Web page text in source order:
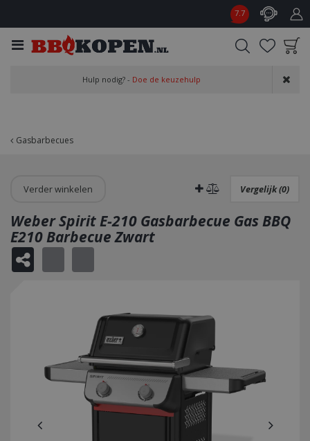
Gasbarbecues
7.7
aan wensenlijst
Hulp nodig? - Doe de keuzehulp
Verder winkelen Vergelijk (0)
Weber Spirit E-210 Gasbarbecue Gas BBQ
E210 Barbecue Zwart